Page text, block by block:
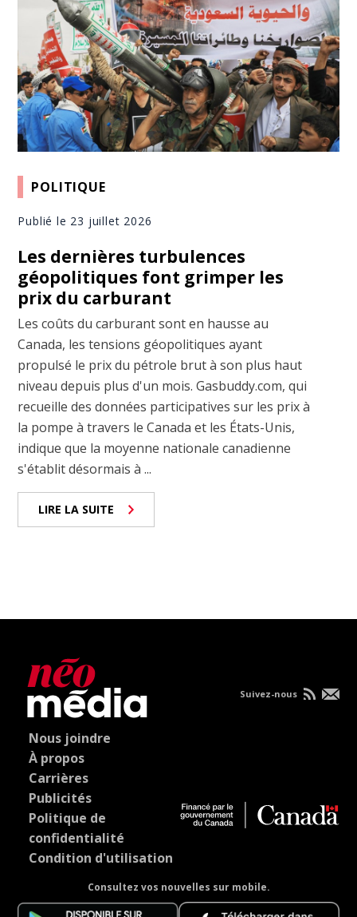
POLITIQUE
Publié le 23 juillet 2026
Les dernières turbulences
géopolitiques font grimper les
prix du carburant
Les coûts du carburant sont en hausse au
Canada, les tensions géopolitiques ayant
propulsé le prix du pétrole brut à son plus haut
niveau depuis plus d'un mois. Gasbuddy.com, qui
recueille des données participatives sur les prix à
la pompe à travers le Canada et les États-Unis,
indique que la moyenne nationale canadienne
s'établit désormais à ...
LIRE LA SUITE
Nous joindre
À propos
Carrières
Publicités
Politique de
confidentialité
Condition d'utilisation
Consultez vos nouvelles sur mobile.
Suivez-nous